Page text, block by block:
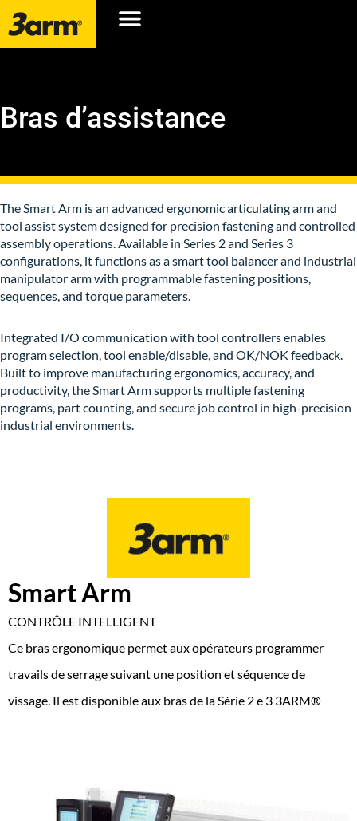
Bras d’assistance
The Smart Arm is an advanced ergonomic articulating arm and
tool assist system designed for precision fastening and controlled
assembly operations. Available in Series 2 and Series 3
configurations, it functions as a smart tool balancer and industrial
manipulator arm with programmable fastening positions,
sequences, and torque parameters.
Integrated I/O communication with tool controllers enables
program selection, tool enable/disable, and OK/NOK feedback.
Built to improve manufacturing ergonomics, accuracy, and
productivity, the Smart Arm supports multiple fastening
programs, part counting, and secure job control in high-precision
industrial environments.
Smart Arm
CONTRÔLE INTELLIGENT
Ce bras ergonomique permet aux opérateurs programmer
travails de serrage suivant une position et séquence de
vissage. Il est disponible aux bras de la Série 2 e 3 3ARM®